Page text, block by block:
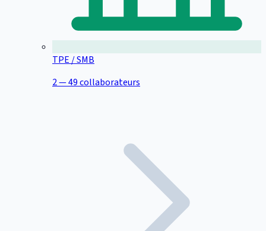
TPE / SMB
2 — 49 collaborateurs